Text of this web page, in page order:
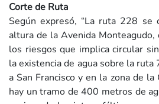
Corte de Ruta
Según expresó, “La ruta 228
altura de la Avenida Monteagudo,
los riesgos que implica circular
la existencia de agua sobre la ruta
a San Francisco y en la zona de
hay un tramo de 400 metros de